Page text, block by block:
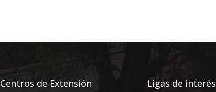
Centros de Extensión Ligas de interés